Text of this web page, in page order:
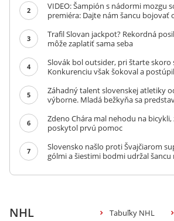
2
VIDEO: Šampión s nádormi mozgu
premiéra: Dajte nám šancu bojovať
3
Trafil Slovan jackpot? Rekordná
môže zaplatiť sama seba
4
Slovák bol outsider, pri štarte skoro
Konkurenciu však šokoval a
5
Záhadný talent slovenskej atletiky
výborne. Mladá bežkyňa sa
6
Zdeno Chára mal nehodu na
poskytol prvú pomoc
7
Slovensko našlo proti Švajčiarom
gólmi a šiestimi bodmi udržal
NHL Tabuľky NHL